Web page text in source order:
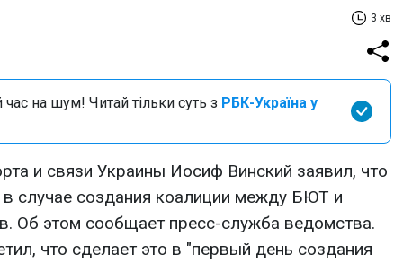
3 хв
час на шум! Читай тільки суть з РБК-Україна у
и связи Украины Иосиф Винский заявил, что
в случае создания коалиции между БЮТ и
Об этом сообщает пресс-служба ведомства.
что сделает это в "первый день создания